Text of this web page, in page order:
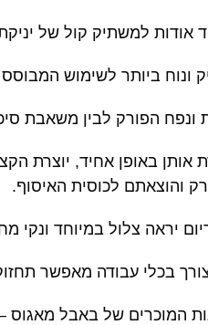
למשתיק קול של יניקת
ונוח ביותר לשימוש
ונפח הפורק לבין משאבת
אותן באופן אחיד, יוצרת
והוצאתם לכוסית האיסוף.
יראה צלול במיוחד ונקי
בכלי עבודה מאפשר
המוכרים של באבל מאגוס